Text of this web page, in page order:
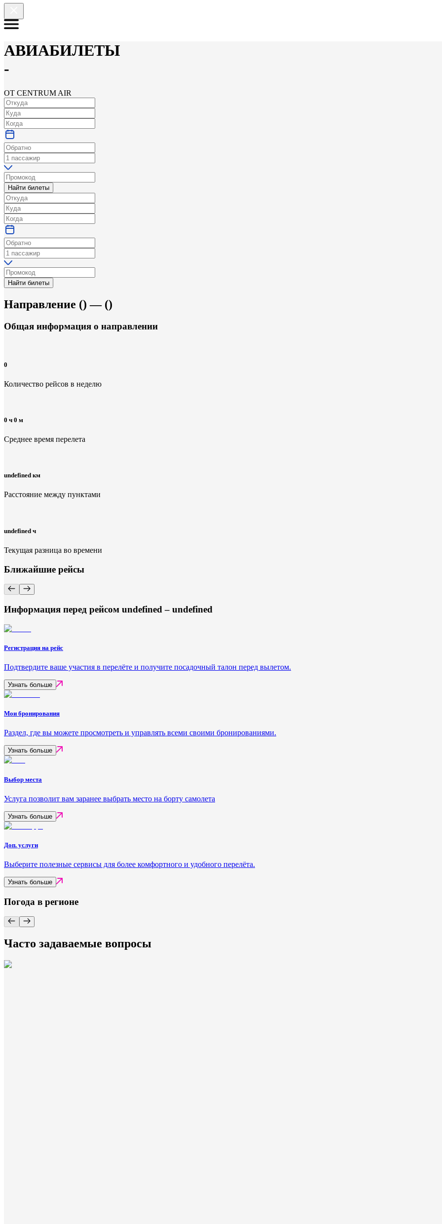
АВИАБИЛЕТЫ
-
ОТ CENTRUM AIR
Найти билеты
Найти билеты
Направление () — ()
Общая информация о направлении
0
Количество рейсов в неделю
0 ч 0 м
Среднее время перелета
undefined км
Расстояние между пунктами
undefined ч
Текущая разница во времени
Ближайшие рейсы
Информация перед рейсом undefined – undefined
Регистрация на рейс
Подтвердите ваше участия в перелёте и получите посадочный талон перед вылетом.
Узнать больше
Мои бронирования
Раздел, где вы можете просмотреть и управлять всеми своими бронированиями.
Узнать больше
Выбор места
Услуга позволит вам заранее выбрать место на борту самолета
Узнать больше
Доп. услуги
Выберите полезные сервисы для более комфортного и удобного перелёта.
Узнать больше
Погода в регионе
Часто задаваемые вопросы